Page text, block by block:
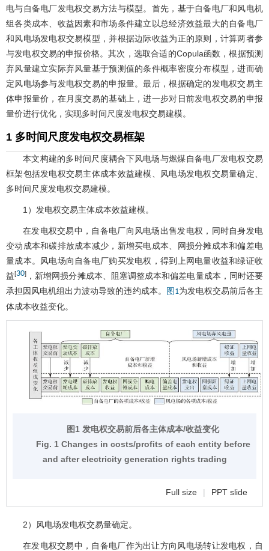
电与自备电厂发电权交易方法与模型。首先，基于自备电厂和风电机
组各类成本、收益因素和市场条件建立以总经济效益最大的自备电厂
和风电场发电权交易模型，并根据边际收益为正的原则，计算两者参
与发电权交易的申报价格。其次，选取合适的Copula函数，根据预测
弃风量建立实际弃风量基于预测值的条件概率密度分布模型，进而确
定风电场参与发电权交易的申报量。最后，根据确定的发电权交易主
体申报量价，在月度交易的基础上，进一步对日前发电权交易的申报
量价进行优化，实现多时间尺度发电权交易建模。
1 多时间尺度发电权交易框架
本文构建的多时间尺度耦合下风电场与燃煤自备电厂发电权交易
框架包括发电权交易主体成本效益建模、风电场发电权交易量确定、
多时间尺度发电权交易建模。
1）发电权交易主体成本效益建模。
在发电权交易中，自备电厂向风电场出售发电权，同时自身发电
变动成本和碳排放成本减少，新增买电成本、网损分摊成本和偏差电
量成本。风电场向自备电厂购买发电权，得到上网电量收益和绿证收
益[30] ，新增网损分摊成本、阻塞调整成本和偏差电量成本，同时还要
承担因风电机组出力波动导致的违约成本。
图1为发电权交易前后各主
体成本收益变化。
图1 发电权交易前后各主体成本/收益变化
Fig. 1 Changes in costs/profits of each entity before
and after electricity generation rights trading
Full size | PPT slide
2）风电场发电权交易量确定。
在发电权交易中，自备电厂作为出让方向风电场转让发电权，自